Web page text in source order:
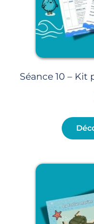
Séance 10 – Kit